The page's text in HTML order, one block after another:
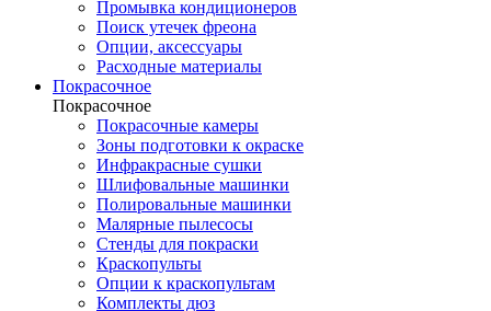
Промывка кондиционеров
Поиск утечек фреона
Опции, аксессуары
Расходные материалы
Покрасочное
Покрасочное
Покрасочные камеры
Зоны подготовки к окраске
Инфракрасные сушки
Шлифовальные машинки
Полировальные машинки
Малярные пылесосы
Стенды для покраски
Краскопульты
Опции к краскопультам
Комплекты дюз